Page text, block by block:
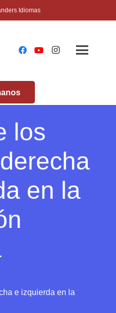
Idiomas
los
en la
e izquierda en la